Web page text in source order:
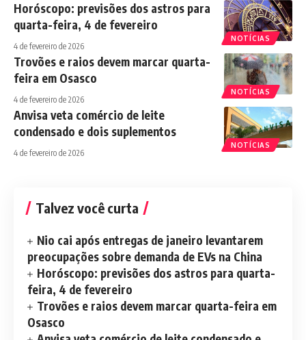
NOTÍCIAS
Horóscopo: previsões dos astros para
quarta-feira, 4 de fevereiro
4 de fevereiro de 2026
NOTÍCIAS
Trovões e raios devem marcar quarta-
feira em Osasco
4 de fevereiro de 2026
NOTÍCIAS
Anvisa veta comércio de leite
condensado e dois suplementos
4 de fevereiro de 2026
Talvez você curta
Nio cai após entregas de janeiro levantarem
preocupações sobre demanda de EVs na China
Horóscopo: previsões dos astros para quarta-
feira, 4 de fevereiro
Trovões e raios devem marcar quarta-feira em
Osasco